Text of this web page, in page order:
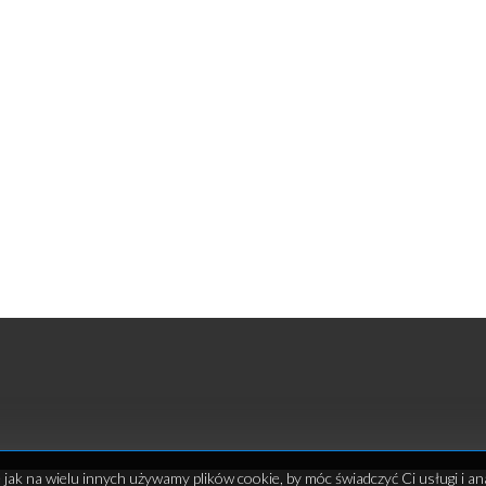
na wielu innych używamy plików cookie, by móc świadczyć Ci usługi i